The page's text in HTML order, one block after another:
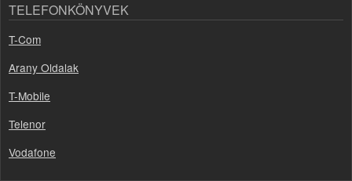
TELEFONKÖNYVEK
T-Com
Arany Oldalak
T-Mobile
Telenor
Vodafone